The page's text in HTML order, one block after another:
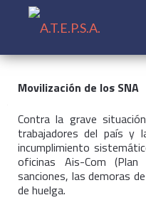
Movilización de los SNA
Contra la grave
trabajadores del país y
incumplimiento
oficinas Ais-Com
sanciones, las demoras
de huelga.